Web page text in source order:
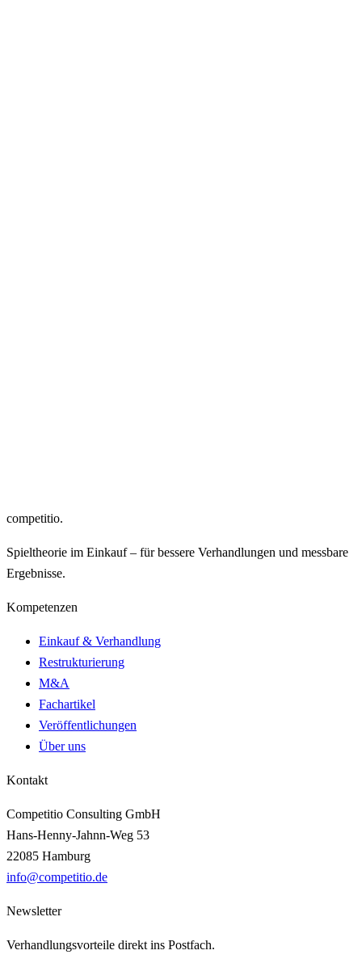
Neu · 2025
competitio.
Spieltheorie im Einkauf – für bessere Verhandlungen und messbare
Ergebnisse.
Kompetenzen
Einkauf & Verhandlung
Restrukturierung
M&A
Fachartikel
Veröffentlichungen
Über uns
Kontakt
Competitio Consulting GmbH
Hans-Henny-Jahnn-Weg 53
22085 Hamburg
info@competitio.de
Newsletter
Verhandlungsvorteile direkt ins Postfach.